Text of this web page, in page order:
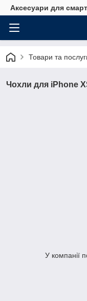
Аксесуари для
Товари та
Чохли для iPhone
У компанії